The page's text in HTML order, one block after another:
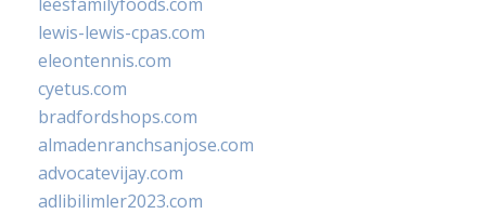
lewis-lewis-cpas.com
eleontennis.com
cyetus.com
bradfordshops.com
almadenranchsanjose.com
advocatevijay.com
adlibilimler2023.com